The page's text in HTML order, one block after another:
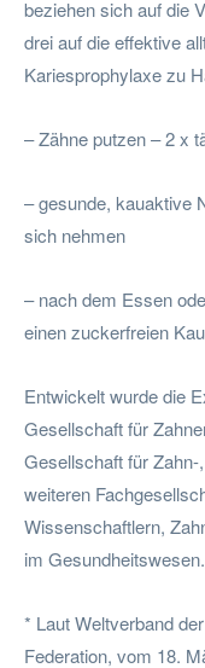
beziehen sich auf die
drei auf die effektive
Kariesprophylaxe zu
– Zähne putzen – 2 x
– gesunde, kauaktive
sich nehmen
– nach dem Essen
einen zuckerfreien
Entwickelt wurde die
Gesellschaft für
Gesellschaft für
weiteren
Wissenschaftlern,
im Gesundheitswesen.
* Laut Weltverband
Federation, vom 18.